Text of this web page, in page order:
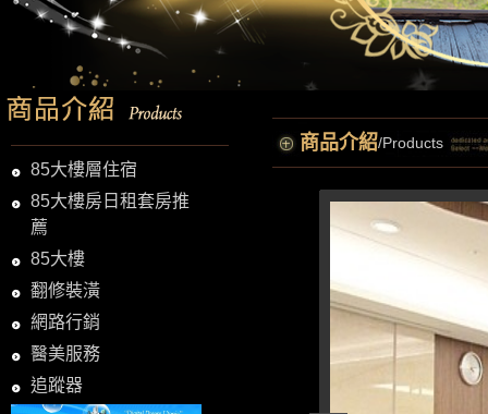
85大樓層住宿
85大樓房日租套房推
薦
85大樓
翻修裝潢
網路行銷
醫美服務
追蹤器
商品介紹/Products